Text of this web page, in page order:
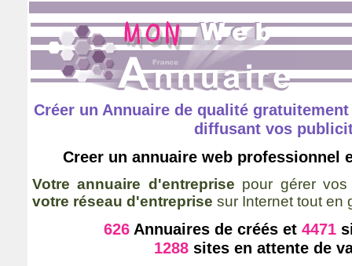
Créer un Annuaire de qualité
diffusant vos
Creer un annuaire web professionnel
Votre annuaire d'entreprise pour gérer
votre réseau d'entreprise sur Internet tout en
626 Annuaires de créés et 4471
1288 sites en attente de